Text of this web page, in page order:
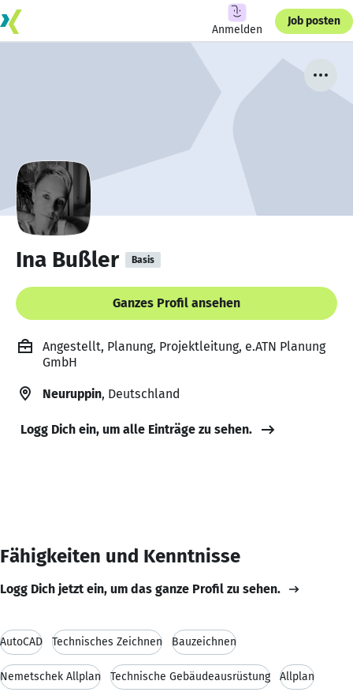
Anmelden
Job posten
Ina Bußler Basis
Ganzes Profil ansehen
Angestellt, Planung, Projektleitung, e.ATN Planung
GmbH
Neuruppin, Deutschland
Logg Dich ein, um alle Einträge zu sehen.
Fähigkeiten und Kenntnisse
Logg Dich jetzt ein, um das ganze Profil zu sehen.
AutoCAD Technisches Zeichnen Bauzeichnen
Nemetschek Allplan Technische Gebäudeausrüstung Allplan